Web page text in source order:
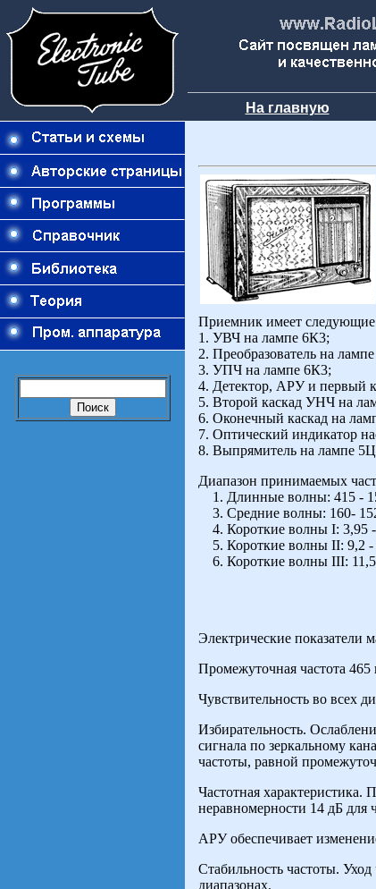
На главную
Приемник имеет следующие
1. УВЧ на лампе 6К3;
2. Преобразователь на
3. УПЧ на лампе 6К3;
4. Детектор, АРУ и первый
5. Второй каскад УНЧ на
6. Оконечный каскад на
7. Оптический индикатор
8. Выпрямитель на лампе
Диапазон принимаемых
1. Длинные волны: 415 -
3. Средние волны: 160-
4. Короткие волны I: 3,95
5. Короткие волны II: 9,2
6. Короткие волны III:
Электрические показатели
Промежуточная частота 465
Чувствительность во всех
Избирательность.
сигнала по зеркальному
частоты, равной
Частотная характеристика.
неравномерности 14 дБ для
АРУ обеспечивает
Стабильность частоты.
диапазонах.